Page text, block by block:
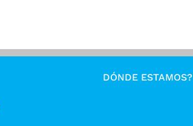
DÓNDE ESTAMOS?